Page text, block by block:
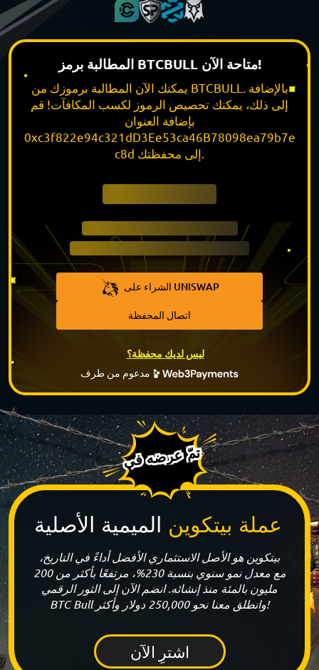
المطالبة برمز BTCBULL متاحة الآن!
يمكنك الآن المطالبة برموزك من BTCBULL. بالإضافة
إلى ذلك، يمكنك تحصيص الرموز لكسب المكافآت! قم
بإضافة العنوان
0xc3f822e94c321dD3Ee53ca46B78098ea79b7e
الشراء على UNISWAP
اتصال المحفظة
ليس لديك محفظة؟
تمّ عرضه في
عملة بيتكوين الميمية الأصلية
بيتكوين هو الأصل الاستثماري الأفضل أداءً في التاريخ،
مع معدل نمو سنوي بنسبة 230%، مرتفعًا بأكثر من 200
مليون بالمئة منذ إنشائه. انضم الآن إلى الثور الرقمي
BTC Bull وانطلق معنا نحو 250,000 دولار وأكثر!
اشترِ الآن